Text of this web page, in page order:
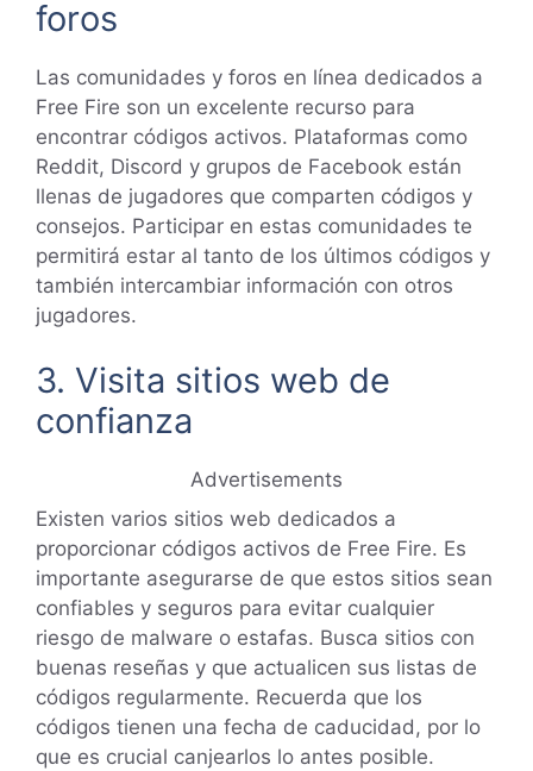
foros
Las comunidades y foros en línea dedicados a
Free Fire son un excelente recurso para
encontrar códigos activos. Plataformas como
Reddit, Discord y grupos de Facebook están
llenas de jugadores que comparten códigos y
consejos. Participar en estas comunidades te
permitirá estar al tanto de los últimos códigos y
también intercambiar información con otros
jugadores.
3. Visita sitios web de
confianza
Advertisements
Existen varios sitios web dedicados a
proporcionar códigos activos de Free Fire. Es
importante asegurarse de que estos sitios sean
confiables y seguros para evitar cualquier
riesgo de malware o estafas. Busca sitios con
buenas reseñas y que actualicen sus listas de
códigos regularmente. Recuerda que los
códigos tienen una fecha de caducidad, por lo
que es crucial canjearlos lo antes posible.